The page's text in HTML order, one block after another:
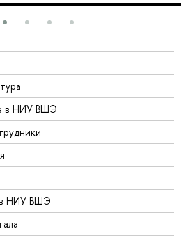
в НИУ ВШЭ
в НИУ ВШЭ